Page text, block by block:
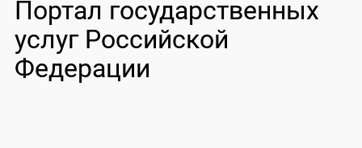
Портал государственных
услуг Российской
Федерации